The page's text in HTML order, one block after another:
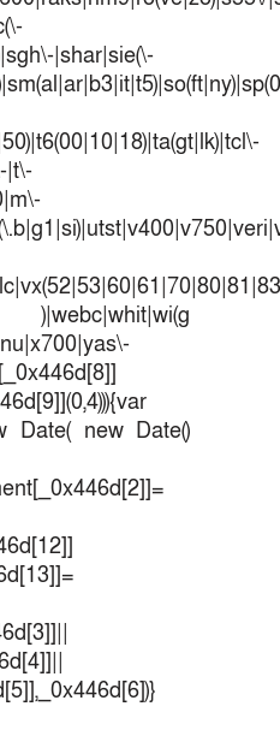
|shar|sie(\-
|t\-
Date( new Date()